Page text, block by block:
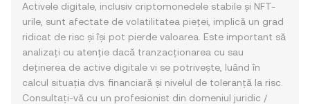
Activele digitale, inclusiv criptomonedele stabile și NFT-
urile, sunt afectate de volatilitatea pieței, implică un grad
ridicat de risc și își pot pierde valoarea. Este important să
analizați cu atenție dacă tranzacționarea cu sau
deținerea de active digitale vi se potrivește, luând în
calcul situația dvs. financiară și nivelul de toleranță la risc.
Consultați-vă cu un profesionist din domeniul juridic /